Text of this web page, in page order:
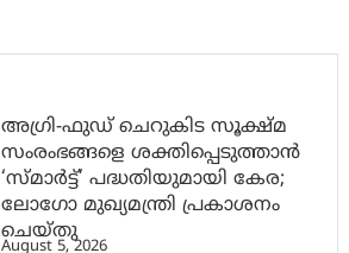
അഗ്രി-ഫുഡ് ചെറുകിട സൂക്ഷ്മ
സംരംഭങ്ങളെ ശക്തിപ്പെടുത്താന്‍
‘സ്മാര്‍ട്ട്’ പദ്ധതിയുമായി കേര;
ലോഗോ മുഖ്യമന്ത്രി പ്രകാശനം
ചെയ്തു
August 5, 2026